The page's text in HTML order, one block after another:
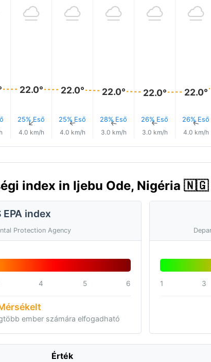
22.0°
25% Eső
↑
4.0 km/h
22.0°
25% Eső
↑
4.0 km/h
22.0°
28% Eső
↑
3.0 km/h
22.0°
26% Eső
↑
3.0 km/h
22.0°
26% Eső
↑
4.0 km/h
index in Ijebu Ode, Nigéria 🇳🇬
EPA index
Protection Agency
4 5 6
ember számára elfogadható
1 3
Érték